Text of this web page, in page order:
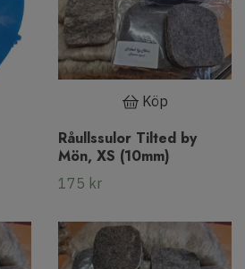
Köp
Råullssulor Tilted by
Mön, XS (10mm)
175 kr